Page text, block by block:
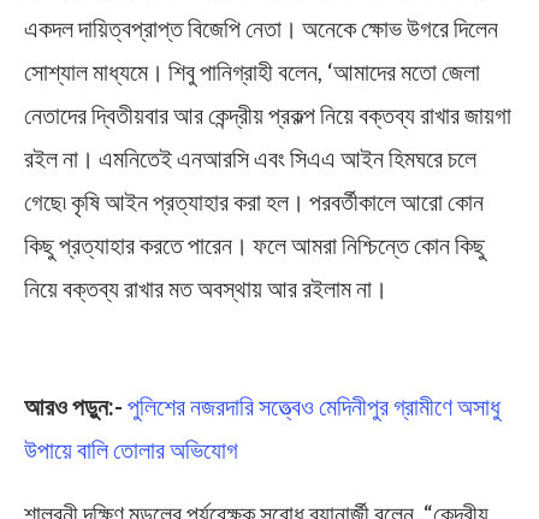
একদল দায়িত্বপ্রাপ্ত বিজেপি নেতা। অনেকে ক্ষোভ উগরে দিলেন
সোশ্যাল মাধ্যমে। শিবু পানিগ্রাহী বলেন, ‘আমাদের মতো জেলা
নেতাদের দ্বিতীয়বার আর কেন্দ্রীয় প্রকল্প নিয়ে বক্তব্য রাখার জায়গা
রইল না। এমনিতেই এনআরসি এবং সিএএ আইন হিমঘরে চলে
গেছে৷ কৃষি আইন প্রত্যাহার করা হল। পরবর্তীকালে আরো কোন
কিছু প্রত্যাহার করতে পারেন। ফলে আমরা নিশ্চিন্তে কোন কিছু
নিয়ে বক্তব্য রাখার মত অবস্থায় আর রইলাম না।
আরও পড়ুন:- পুলিশের নজরদারি সত্ত্বেও মেদিনীপুর গ্রামীণে অসাধু
উপায়ে বালি তোলার অভিযোগ
শালবনী দক্ষিণ মন্ডলের পর্যবেক্ষক সুবোধ ব্যানার্জী বলেন, “কেন্দ্রীয়